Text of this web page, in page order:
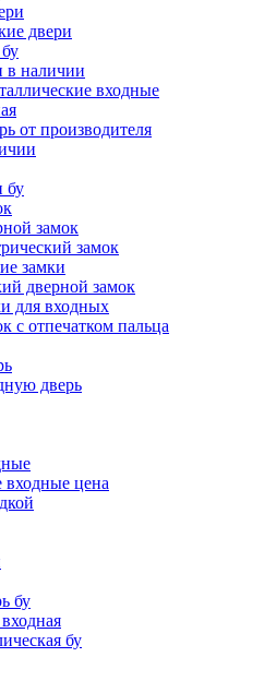
двери
в наличии
входные
от производителя
бу
замок
замок
замки
дверной замок
для входных
с отпечатком пальца
дверь
входные цена
бу
бу